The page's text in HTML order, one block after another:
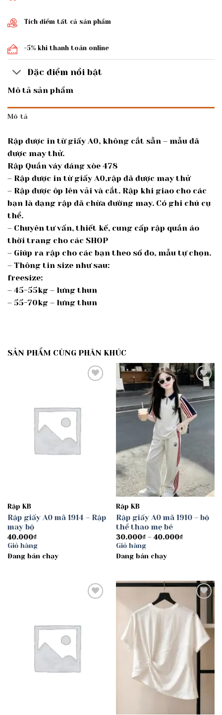
Tích điểm tất cả sản phẩm
-5% khi thanh toán online
Đặc điểm nổi bật
Mô tả sản phẩm
Mô tả
Rập được in từ giấy A0, không cắt sẵn – mẫu đã
được may thử.
Rập Quần váy dáng xòe 478
– Rập được in từ giấy A0,rập đã được may thử
– Rập được ôp lên vải và cắt. Rập khi giao cho các
bạn là dạng rập đã chừa đường may. Có ghi chú cụ
thể.
– Chuyên tư vấn, thiết kế, cung cấp rập quần áo
thời trang cho các SHOP
– Giúp ra rập cho các bạn theo số đo, mẫu tự chọn.
– Thông tin size như sau:
freesize:
– 45-55kg – lưng thun
– 55-70kg – lưng thun
SẢN PHẨM CÙNG PHÂN KHÚC
Rập KB
Rập giấy A0 mã 1914 – Rập
may bộ
40.000₫
Giỏ hàng
Đang bán chạy
Add to
wishlist
Rập KB
Rập giấy A0 mã 1910 – bộ
thể thao mẹ bé
30.000₫ – 40.000₫Khoảng
Giỏ hàng
Đang bán chạy
wishlist